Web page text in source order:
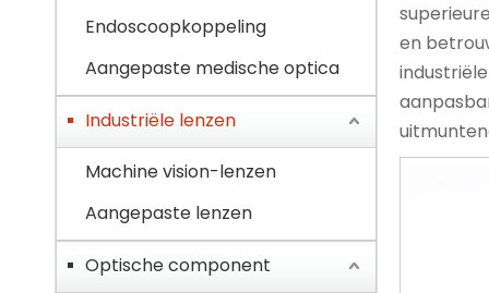
Endoscoopkoppeling
Aangepaste medische optica
Industriële lenzen
Machine vision-lenzen
Aangepaste lenzen
Optische component
en